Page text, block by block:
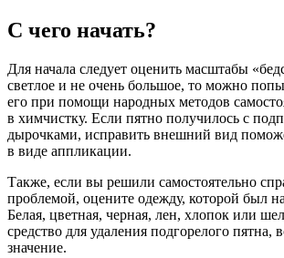
С чего начать?
Для начала следует оценить масштабы
светлое и не очень большое, то можно
его при помощи народных методов
в химчистку. Если пятно получилось с
дырочками, исправить внешний вид
в виде аппликации.
Также, если вы решили самостоятельно
проблемой, оцените одежду, которой был
Белая, цветная, черная, лен, хлопок или
средство для удаления подгорелого пятна,
значение.